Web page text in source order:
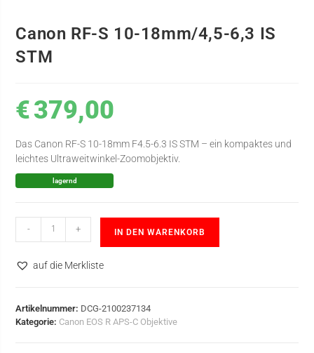
Canon RF-S 10-18mm/4,5-6,3 IS
STM
€379,00
Das Canon RF-S 10-18mm F4.5-6.3 IS STM – ein kompaktes und
leichtes Ultraweitwinkel-Zoomobjektiv.
lagernd
- + IN DEN WARENKORB
auf die Merkliste
Artikelnummer: DCG-2100237134
Kategorie: Canon EOS R APS-C Objektive